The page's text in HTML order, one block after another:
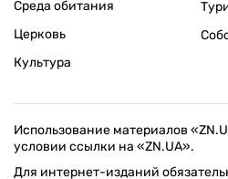
Среда обитания
Церковь
Культура
Использование материалов
условии ссылки на «ZN.UA».
Для интернет-изданий